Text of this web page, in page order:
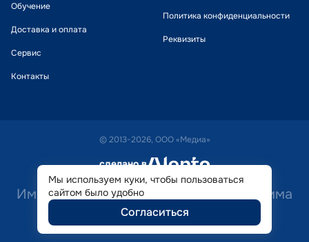
Обучение
Доставка и оплата
Сервис
Контакты
Политика конфиденциальности
Реквизиты
© 2013-2026, ООО «Медиа»
сделано в alente
Имеются противопоказания. Необходима
консультация специалиста.
Мы используем куки, чтобы пользоваться
сайтом было удобно
Согласиться